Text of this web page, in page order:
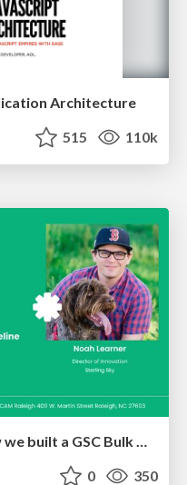
Architecture
515 110k
Noah Learner - AI + Me: how we built a GSC Bulk Export data pipeline
0 350